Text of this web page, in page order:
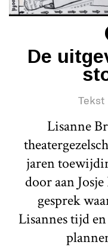
De
Tekst
Lisanne
jaren
door aan
gesprek
Lisannes tijd